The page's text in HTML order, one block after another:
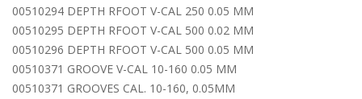
00510294 DEPTH RFOOT V-CAL 250 0.05 MM
00510295 DEPTH RFOOT V-CAL 500 0.02 MM
00510296 DEPTH RFOOT V-CAL 500 0.05 MM
00510371 GROOVE V-CAL 10-160 0.05 MM
00510371 GROOVES CAL. 10-160, 0.05MM